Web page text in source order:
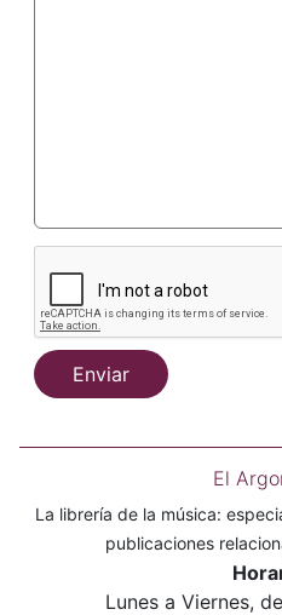
Enviar
El
La librería de la música:
publicaciones
Lunes a Viernes,